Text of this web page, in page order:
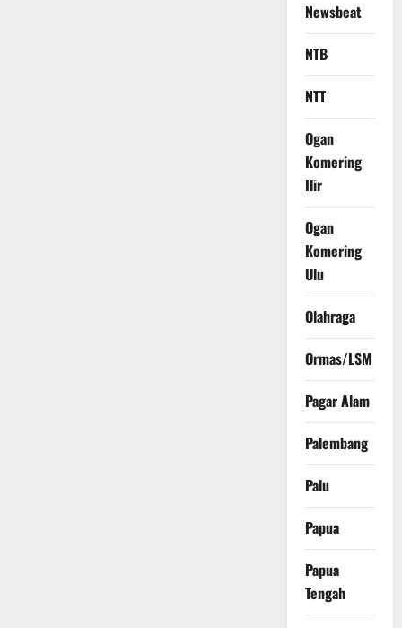
Newsbeat
NTB
NTT
Ogan
Komering
Ilir
Ogan
Komering
Ulu
Olahraga
Ormas/LSM
Pagar Alam
Palembang
Palu
Papua
Papua
Tengah